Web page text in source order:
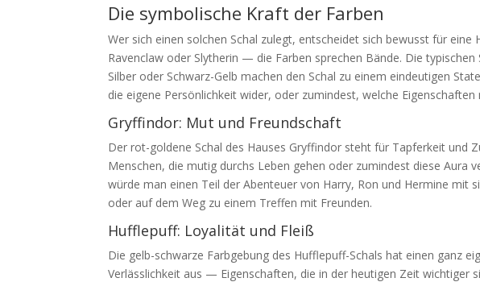
Die symbolische Kraft der Farben
Wer sich einen solchen Schal zulegt, entscheidet sich bewusst für
Ravenclaw oder Slytherin — die Farben sprechen Bände. Die
Silber oder Schwarz-Gelb machen den Schal zu einem eindeutigen
die eigene Persönlichkeit wider, oder zumindest, welche Eigenschaften
Gryffindor: Mut und Freundschaft
Der rot-goldene Schal des Hauses Gryffindor steht für Tapferkeit und
Menschen, die mutig durchs Leben gehen oder zumindest diese Aura
würde man einen Teil der Abenteuer von Harry, Ron und Hermine mit
oder auf dem Weg zu einem Treffen mit Freunden.
Hufflepuff: Loyalität und Fleiß
Die gelb-schwarze Farbgebung des Hufflepuff-Schals hat einen ganz
Verlässlichkeit aus — Eigenschaften, die in der heutigen Zeit wichtiger